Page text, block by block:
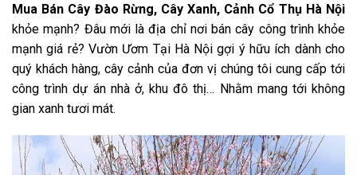
Mua Bán Cây Đào Rừng, Cây Xanh, Cảnh Cổ Thụ Hà Nội
khỏe mạnh? Đâu mới là địa chỉ nơi bán cây công trình khỏe
mạnh giá rẻ? Vườn Ươm Tại Hà Nội gợi ý hữu ích dành cho
quý khách hàng, cây cảnh của đơn vị chúng tôi cung cấp tới
công trình dự án nhà ở, khu đô thị… Nhằm mang tới không
gian xanh tươi mát.